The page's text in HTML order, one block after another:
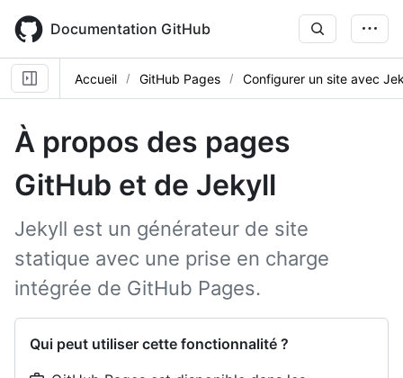
main
content
Documentation GitHub
Accueil GitHub Pages Configurer un site avec
À propos des pages
GitHub et de Jekyll
Jekyll est un générateur de site
statique avec une prise en charge
intégrée de GitHub Pages.
Qui peut utiliser cette fonctionnalité ?